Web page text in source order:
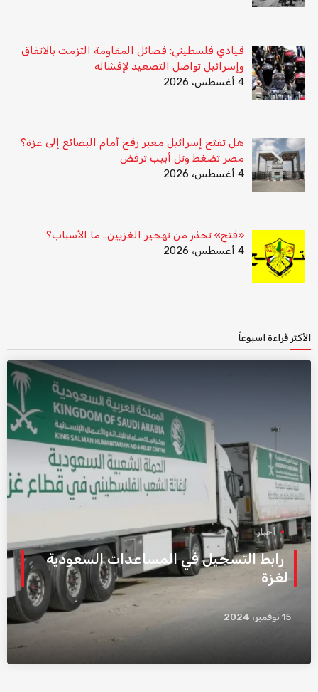
قيادي فلسطيني: فصائل المقاومة التزمت بالاتفاق
وإسرائيل تواصل التصعيد لإفشاله
4 أغسطس، 2026
هل تفتح إسرائيل معبر رفح أمام البضائع إلى غزة؟
مصر تضغط وتل أبيب ترفض
4 أغسطس، 2026
«فتح» تحذر من تهجير الغزيين.. ما الأسباب؟
4 أغسطس، 2026
الأكثر قراءة اسبوعاً
أخبار
رابط التسجيل في المساعدات السعودية
لغزة
15 نوفمبر، 2024